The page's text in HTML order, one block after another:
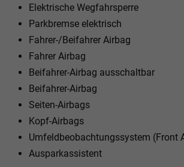
Elektrische Wegfahrsperre
Parkbremse elektrisch
Fahrer-/Beifahrer Airbag
Fahrer Airbag
Beifahrer-Airbag ausschaltbar
Beifahrer-Airbag
Seiten-Airbags
Kopf-Airbags
Umfeldbeobachtungssystem (Front
Ausparkassistent